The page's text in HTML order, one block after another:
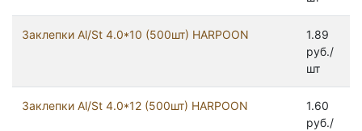
Заклепки Al/St 4.0*10 (500шт) HARPOON
1.89
руб./
шт
Заклепки Al/St 4.0*12 (500шт) HARPOON
1.60
руб./